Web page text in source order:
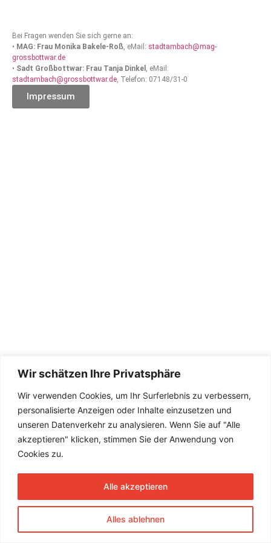
Wir schätzen Ihre Privatsphäre
Wir verwenden Cookies, um Ihr Surferlebnis zu verbessern,
personalisierte Anzeigen oder Inhalte einzusetzen und
unseren Datenverkehr zu analysieren. Wenn Sie auf "Alle
akzeptieren" klicken, stimmen Sie der Anwendung von
Cookies zu.
Alles ablehnen
Alle akzeptieren
Bei Fragen wenden Sie sich gerne an:
• MAG: Frau Monika Bakele-Roß, eMail: stadtambach@mag-
grossbottwar.de
• Sadt Großbottwar: Frau Tanja Dinkel , eMail:
stadtambach@grossbottwar.de, Telefon: 07148/31-0
Impressum